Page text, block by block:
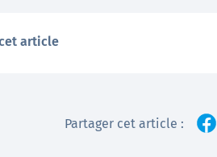
article
Partager cet article :